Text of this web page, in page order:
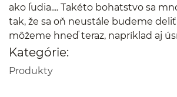
ako ľudia.... Takéto bohatstvo sa
tak, že sa oň neustále budeme
môžeme hneď teraz, napríklad aj
Kategórie:
Produkty